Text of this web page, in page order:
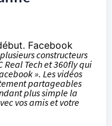
Facebook
constructeurs
Real Tech et 360fly qui
». Les vidéos
partageables
plus simple la
vos amis et votre